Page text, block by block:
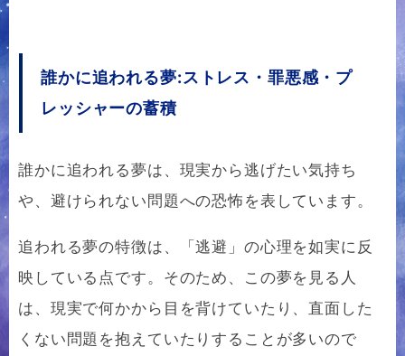
誰かに追われる夢:ストレス・罪悪感・プ
レッシャーの蓄積
誰かに追われる夢は、現実から逃げたい気持ち
や、避けられない問題への恐怖を表しています。
追われる夢の特徴は、「逃避」の心理を如実に反
映している点です。そのため、この夢を見る人
は、現実で何かから目を背けていたり、直面した
くない問題を抱えていたりすることが多いので